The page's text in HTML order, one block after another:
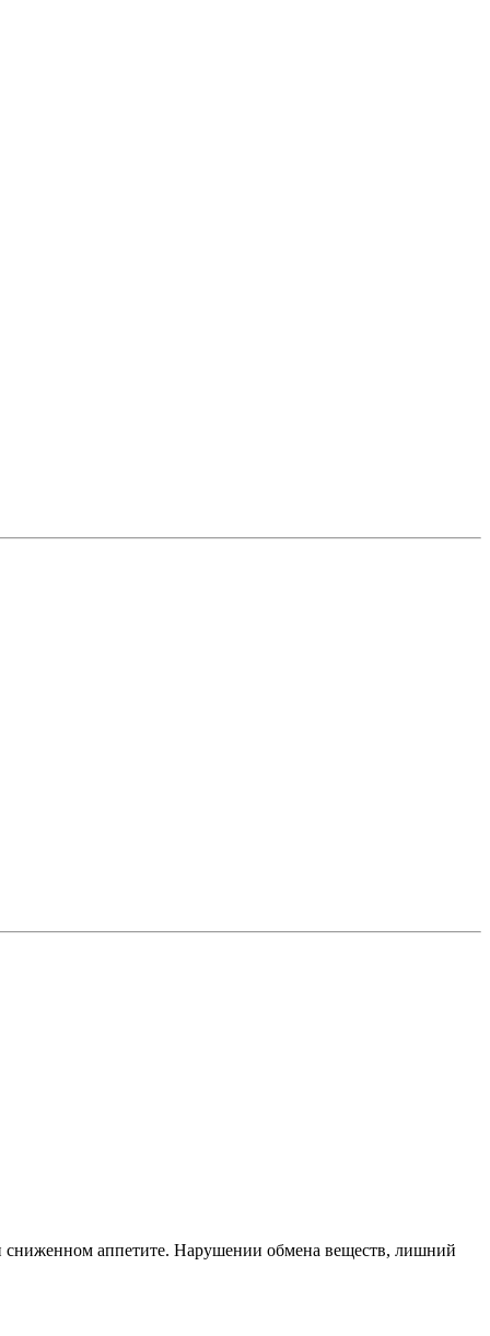
сниженном аппетите. Нарушении обмена веществ, лишний